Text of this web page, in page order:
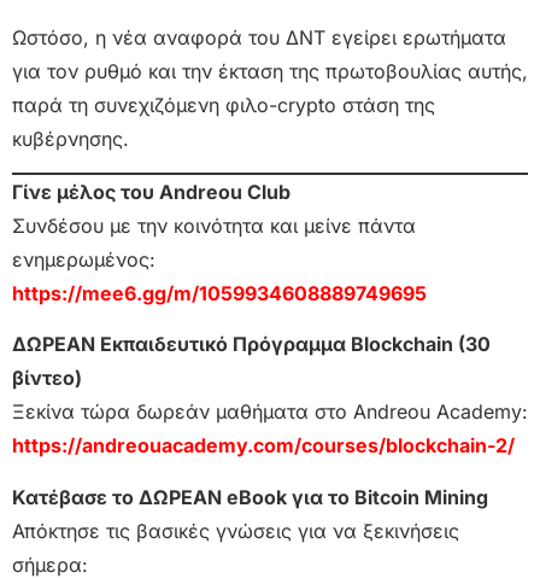
Ωστόσο, η νέα αναφορά του ΔΝΤ εγείρει ερωτήματα
για τον ρυθμό και την έκταση της πρωτοβουλίας αυτής,
παρά τη συνεχιζόμενη φιλο-crypto στάση της
κυβέρνησης.
Γίνε μέλος του Andreou Club
Συνδέσου με την κοινότητα και μείνε πάντα
ενημερωμένος:
https://mee6.gg/m/1059934608889749695
ΔΩΡΕΑΝ Εκπαιδευτικό Πρόγραμμα Blockchain (30
βίντεο)
Ξεκίνα τώρα δωρεάν μαθήματα στο Andreou Academy:
https://andreouacademy.com/courses/blockchain-2/
Κατέβασε το ΔΩΡΕΑΝ eBook για το Bitcoin Mining
Απόκτησε τις βασικές γνώσεις για να ξεκινήσεις
σήμερα: